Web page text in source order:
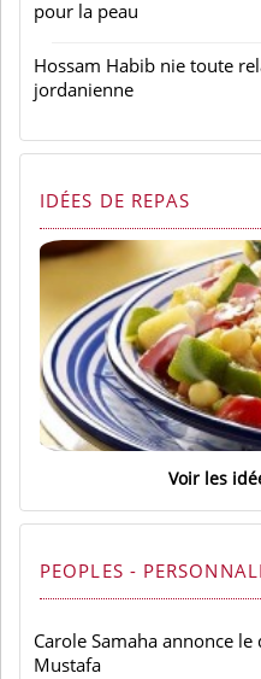
pour la peau
Hossam Habib nie toute
jordanienne
IDÉES DE REPAS
Voir les
PEOPLES -
Carole Samaha annonce
Mustafa